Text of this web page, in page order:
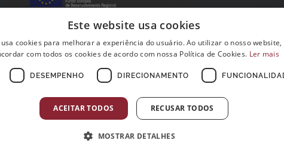
Este website usa cookies
cookies para melhorar a experiência do usuário. Ao utilizar o nosso website,
com todos os cookies de acordo com nossa Política de Cookies. Ler mais
DESEMPENHO DIRECIONAMENTO
ACEITAR TODOS RECUSAR TODOS
MOSTRAR DETALHES